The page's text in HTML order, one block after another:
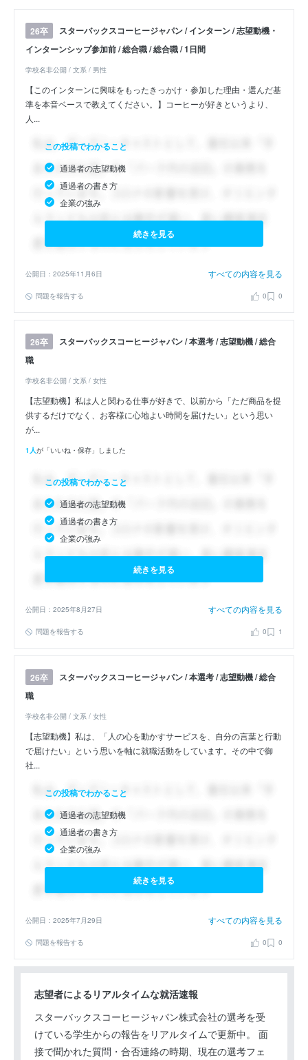
26卒
スターバックスコーヒージャパン / インターン / 志望動機・
インターンシップ参加前 / 総合職 / 総合職 / 1日間
学校名非公開 / 文系 / 男性
【このインターンに興味をもったきっかけ・参加した理由・選んだ基
準を本音ベースで教えてください。】コーヒーが好きというより、
人...
この投稿でわかること
通過者の志望動機
通過者の書き方
企業の強み
続きを見る
公開日：2025年11月6日 すべての内容を見る
問題を報告する 0 0
26卒
スターバックスコーヒージャパン / 本選考 / 志望動機 / 総合
職
学校名非公開 / 文系 / 女性
【志望動機】私は人と関わる仕事が好きで、以前から「ただ商品を提
供するだけでなく、お客様に心地よい時間を届けたい」という思い
が...
1人が「いいね・保存」しました
この投稿でわかること
通過者の志望動機
通過者の書き方
企業の強み
続きを見る
公開日：2025年8月27日 すべての内容を見る
問題を報告する 0 1
26卒
スターバックスコーヒージャパン / 本選考 / 志望動機 / 総合
職
学校名非公開 / 文系 / 女性
【志望動機】私は、「人の心を動かすサービスを、自分の言葉と行動
で届けたい」という思いを軸に就職活動をしています。その中で御
社...
この投稿でわかること
通過者の志望動機
通過者の書き方
企業の強み
続きを見る
公開日：2025年7月29日 すべての内容を見る
問題を報告する 0 0
志望者によるリアルタイムな就活速報
スターバックスコーヒージャパン株式会社の選考を受
けている学生からの報告をリアルタイムで更新中。 面
接で聞かれた質問・合否連絡の時期、現在の選考フェ